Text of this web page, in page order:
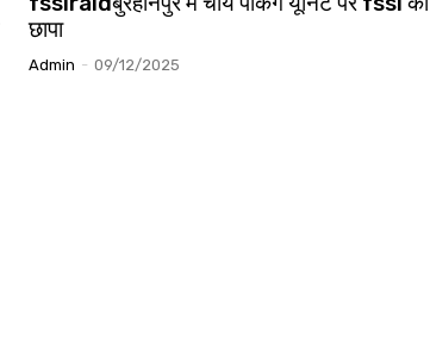
छापा
Admin - 09/12/2025